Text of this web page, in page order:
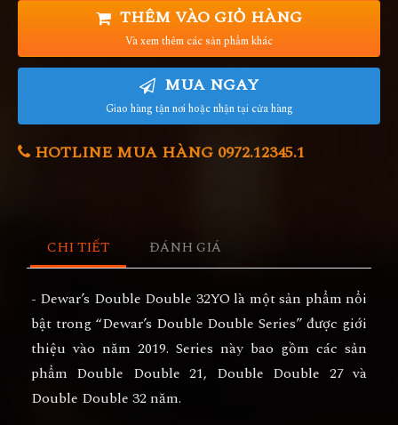
THÊM VÀO GIỎ HÀNG
Và xem thêm các sản phẩm khác
MUA NGAY
Giao hàng tận nơi hoặc nhận tại cửa hàng
HOTLINE MUA HÀNG 0972.12345.1
CHI TIẾT ĐÁNH GIÁ
- Dewar’s Double Double 32YO là một sản phẩm nổi
bật trong “Dewar’s Double Double Series” được giới
thiệu vào năm 2019. Series này bao gồm các sản
phẩm Double Double 21, Double Double 27 và
Double Double 32 năm.